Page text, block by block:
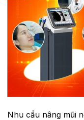
Nhu cầu nâng mũi